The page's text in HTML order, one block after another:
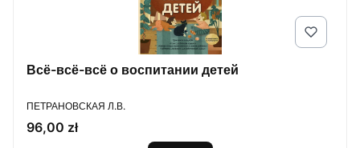
Всё-всё-всё о воспитании детей
ПРОИЗВОДИТЕЛЬ
ПЕТРАНОВСКАЯ Л.В.
Цена
96,00 zł